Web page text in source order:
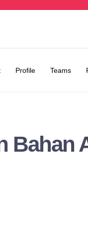
Profile Teams
Bahan